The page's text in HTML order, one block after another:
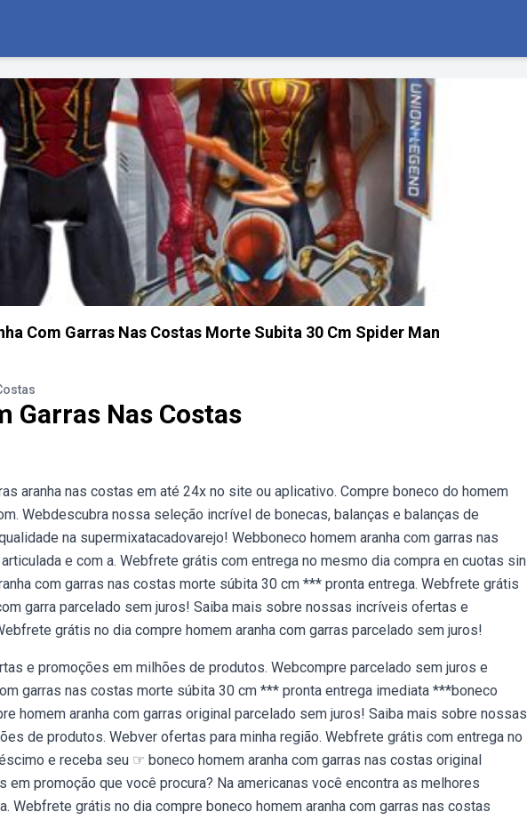
Com Garras Nas Costas Morte Subita 30 Cm Spider Man
Garras Nas Costas
aranha nas costas em até 24x no site ou aplicativo. Compre boneco do homem
Webdescubra nossa seleção incrível de bonecas, balanças e balanças de
na supermixatacadovarejo! Webboneco homem aranha com garras nas
e com a. Webfrete grátis com entrega no mesmo dia compra en cuotas sin
com garras nas costas morte súbita 30 cm *** pronta entrega. Webfrete grátis
garra parcelado sem juros! Saiba mais sobre nossas incríveis ofertas e
grátis no dia compre homem aranha com garras parcelado sem juros!
e promoções em milhões de produtos. Webcompre parcelado sem juros e
garras nas costas morte súbita 30 cm *** pronta entrega imediata ***boneco
homem aranha com garras original parcelado sem juros! Saiba mais sobre nossas
de produtos. Webver ofertas para minha região. Webfrete grátis com entrega no
e receba seu ☞ boneco homem aranha com garras nas costas original
em promoção que você procura? Na americanas você encontra as melhores
Webfrete grátis no dia compre boneco homem aranha com garras nas costas